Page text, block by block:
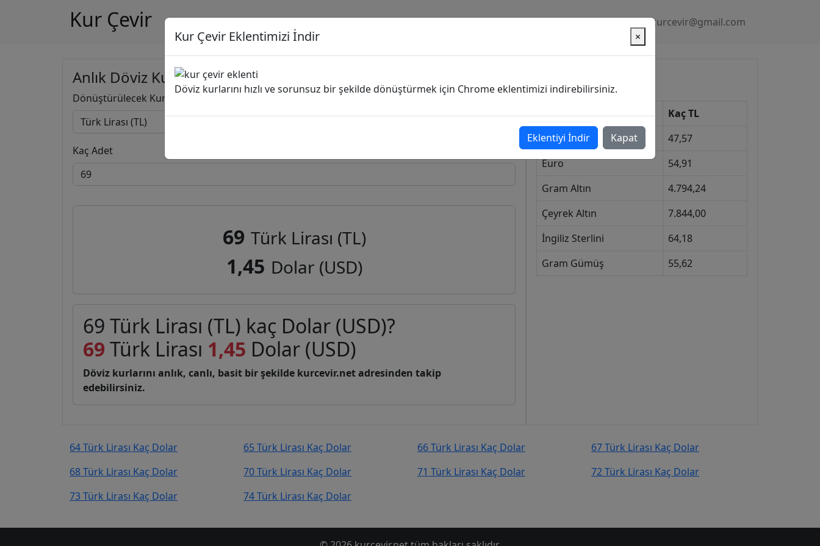
Kur Çevir Gizlilik Politikası kurcevir@gmail.com
Anlık Döviz Kuru Hesapla
Dönüştürülecek Kur Dönüşecek Kur
Kaç Adet
69 Türk Lirası (TL)
1,45 Dolar (USD)
69 Türk Lirası (TL) kaç Dolar (USD)?
69 Türk Lirası 1,45 Dolar (USD)
Döviz kurlarını anlık, canlı, basit bir şekilde kurcevir.net adresinden takip
edebilirsiniz.
Kur
Kaç TL
Dolar
47,57
Euro
54,91
Gram Altın
4.794,24
Çeyrek Altın
7.844,00
İngiliz Sterlini
64,18
Gram Gümüş
55,62
64 Türk Lirası Kaç Dolar 65 Türk Lirası Kaç Dolar 66 Türk Lirası Kaç Dolar
67 Türk Lirası Kaç Dolar
68 Türk Lirası Kaç Dolar
70 Türk Lirası Kaç Dolar 71 Türk Lirası Kaç Dolar
72 Türk Lirası Kaç Dolar
73 Türk Lirası Kaç Dolar
74 Türk Lirası Kaç Dolar
Kur Çevir Eklentimizi İndir ×
Döviz kurlarını hızlı ve sorunsuz bir şekilde dönüştürmek için Chrome eklentimizi indirebilirsiniz.
Eklentiyi İndir Kapat